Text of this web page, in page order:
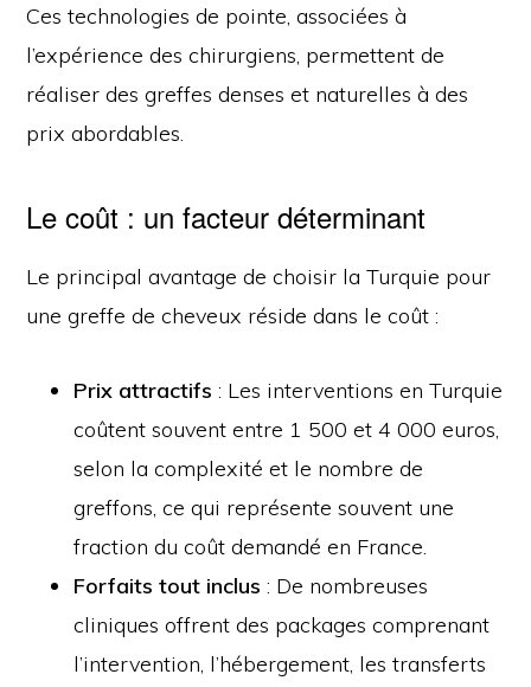
Ces technologies de pointe, associées à
l’expérience des chirurgiens, permettent de
réaliser des greffes denses et naturelles à des
prix abordables.
Le coût : un facteur déterminant
Le principal avantage de choisir la Turquie pour
une greffe de cheveux réside dans le coût :
Prix attractifs : Les interventions en Turquie
coûtent souvent entre 1 500 et 4 000 euros,
selon la complexité et le nombre de
greffons, ce qui représente souvent une
fraction du coût demandé en France.
Forfaits tout inclus : De nombreuses
cliniques offrent des packages comprenant
l’intervention, l’hébergement, les transferts